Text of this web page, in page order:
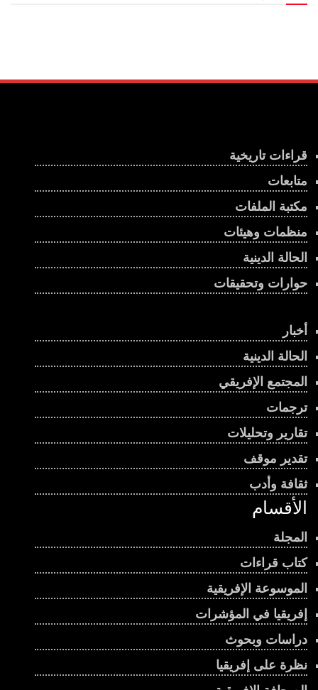
قراءات تاريخية
متابعات
مكتبة الملفات
منظمات وهيئات
الحالة الدينية
حوارات وتحقيقات
أخبار
الحالة الدينية
المجتمع الإفريقي
ترجمات
تقارير وتحليلات
تقدير موقف
ثقافة وأدب
الأقسام
المجلة
كتاب قراءات
الموسوعة الإفريقية
إفريقيا في المؤشرات
دراسات وبحوث
نظرة على إفريقيا